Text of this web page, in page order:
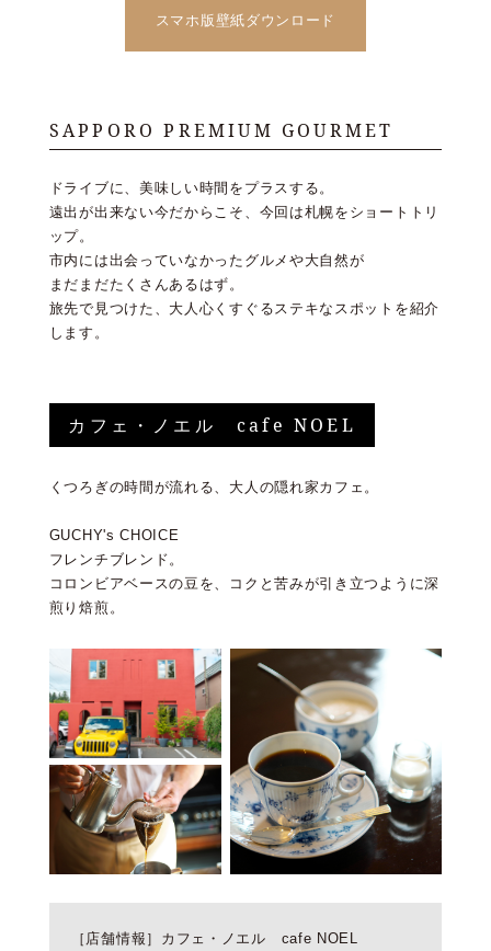
スマホ版壁紙ダウンロード
SAPPORO PREMIUM GOURMET
ドライブに、美味しい時間をプラスする。
遠出が出来ない今だからこそ、今回は札幌をショートトリ
ップ。
市内には出会っていなかったグルメや大自然が
まだまだたくさんあるはず。
旅先で見つけた、大人心くすぐるステキなスポットを紹介
します。
カフェ・ノエル cafe NOEL
くつろぎの時間が流れる、大人の隠れ家カフェ。
GUCHY's CHOICE
フレンチブレンド。
コロンビアベースの豆を、コクと苦みが引き立つように深
煎り焙煎。
［店舗情報］カフェ・ノエル cafe NOEL